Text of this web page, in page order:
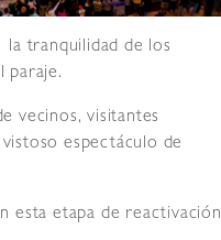
la tranquilidad de los
paraje.
vecinos, visitantes
espectáculo de
esta etapa de reactivación